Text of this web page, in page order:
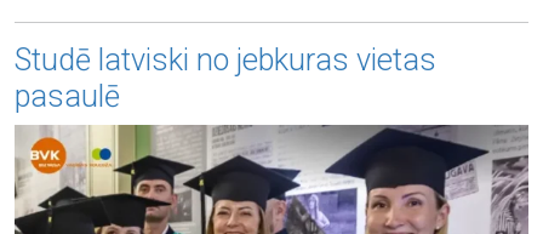
Studē latviski no jebkuras vietas
pasaulē